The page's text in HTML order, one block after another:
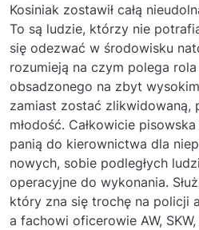
Kosiniak zostawił całą
To są ludzie, którzy nie
się odezwać w środowisku
rozumieją na czym polega
obsadzonego na zbyt
zamiast zostać zlikwidowaną,
młodość. Całkowicie
panią do kierownictwa dla
nowych, sobie podległych
operacyjne do wykonania.
który zna się trochę na policji
a fachowi oficerowie AW,